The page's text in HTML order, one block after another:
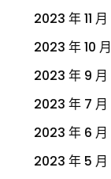
2023 年 11 月
2023 年 10 月
2023 年 9 月
2023 年 7 月
2023 年 6 月
2023 年 5 月